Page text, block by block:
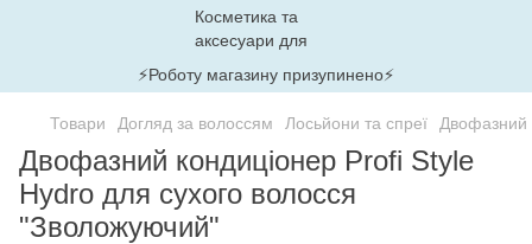
⚡Роботу магазину призупинено⚡
Товари Догляд за волоссям Лосьйони та спреї Двофазний
Двофазний кондиціонер Profi Style
Hydro для сухого волосся
"Зволожуючий"